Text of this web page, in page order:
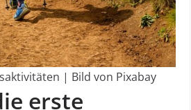
| Bild von Pixabay
erste